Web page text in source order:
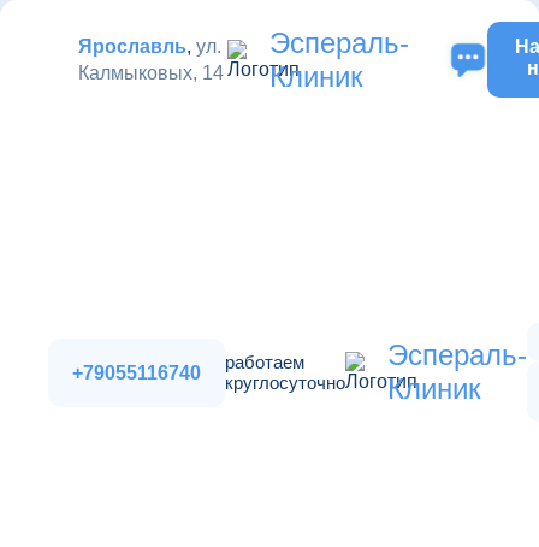
Ярославль,ул.
Калмыковых, 14
Эспераль-
Клиник
+79055116740
работаем
круглосуточно
Эспераль-
Клиник